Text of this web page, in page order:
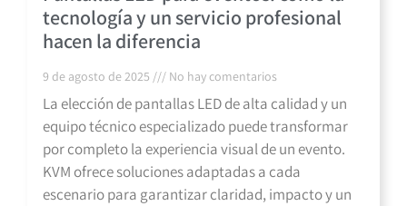
tecnología y un servicio profesional
hacen la diferencia
9 de agosto de 2025 No hay comentarios
La elección de pantallas LED de alta calidad y un
equipo técnico especializado puede transformar
por completo la experiencia visual de un evento.
KVM ofrece soluciones adaptadas a cada
escenario para garantizar claridad, impacto y un